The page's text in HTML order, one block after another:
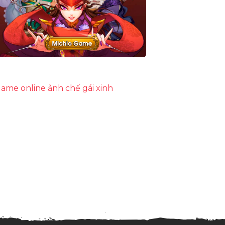
online ảnh chế gái xinh